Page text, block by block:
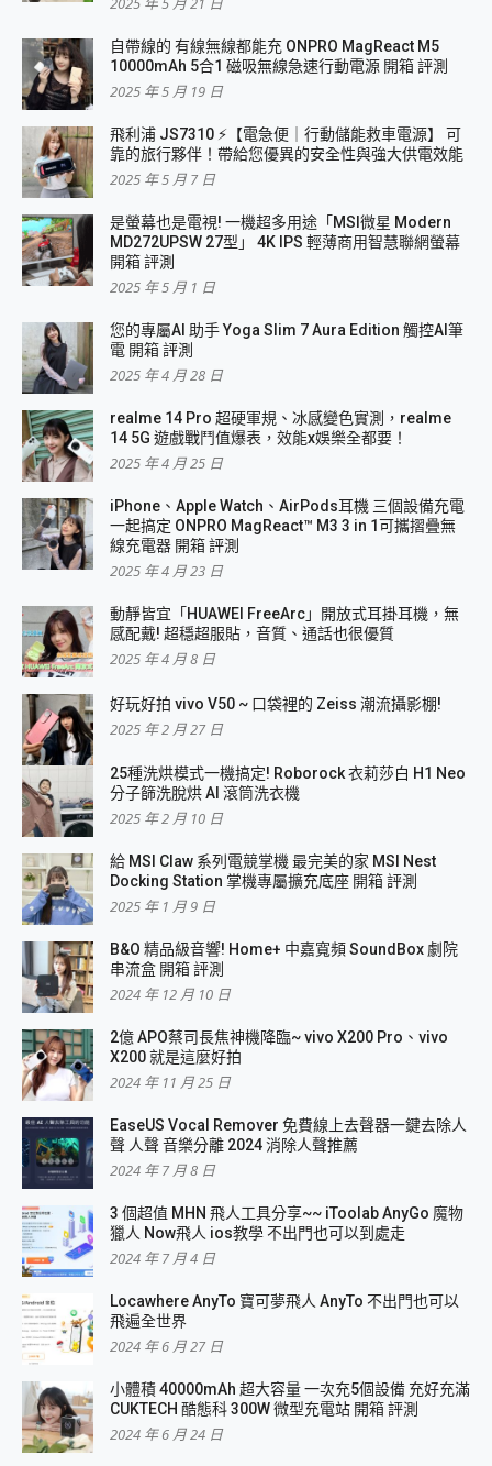
自帶線的 有線無線都能充 ONPRO MagReact M5
10000mAh 5合1 磁吸無線急速行動電源 開箱 評測
2025 年 5 月 19 日
飛利浦 JS7310 ⚡【電急便｜行動儲能救車電源】 可
靠的旅行夥伴！帶給您優異的安全性與強大供電效能
2025 年 5 月 7 日
是螢幕也是電視! 一機超多用途「MSI微星 Modern
MD272UPSW 27型」 4K IPS 輕薄商用智慧聯網螢幕
開箱 評測
2025 年 5 月 1 日
您的專屬AI 助手 Yoga Slim 7 Aura Edition 觸控AI筆
電 開箱 評測
2025 年 4 月 28 日
realme 14 Pro 超硬軍規、冰感變色實測，realme
14 5G 遊戲戰鬥值爆表，效能x娛樂全都要！
2025 年 4 月 25 日
iPhone、Apple Watch、AirPods耳機 三個設備充電
一起搞定 ONPRO MagReact™ M3 3 in 1可攜摺疊無
線充電器 開箱 評測
2025 年 4 月 23 日
動靜皆宜「HUAWEI FreeArc」開放式耳掛耳機，無
感配戴! 超穩超服貼，音質、通話也很優質
2025 年 4 月 8 日
好玩好拍 vivo V50 ~ 口袋裡的 Zeiss 潮流攝影棚!
2025 年 2 月 27 日
25種洗烘模式一機搞定! Roborock 衣莉莎白 H1 Neo
分子篩洗脫烘 AI 滾筒洗衣機
2025 年 2 月 10 日
給 MSI Claw 系列電競掌機 最完美的家 MSI Nest
Docking Station 掌機專屬擴充底座 開箱 評測
2025 年 1 月 9 日
B&O 精品級音響! Home+ 中嘉寬頻 SoundBox 劇院
串流盒 開箱 評測
2024 年 12 月 10 日
2億 APO蔡司長焦神機降臨~ vivo X200 Pro、vivo
X200 就是這麼好拍
2024 年 11 月 25 日
EaseUS Vocal Remover 免費線上去聲器一鍵去除人
聲 人聲 音樂分離 2024 消除人聲推薦
2024 年 7 月 8 日
3 個超值 MHN 飛人工具分享~~ iToolab AnyGo 魔物
獵人 Now飛人 ios教學 不出門也可以到處走
2024 年 7 月 4 日
Locawhere AnyTo 寶可夢飛人 AnyTo 不出門也可以
飛遍全世界
2024 年 6 月 27 日
小體積 40000mAh 超大容量 一次充5個設備 充好充滿
CUKTECH 酷態科 300W 微型充電站 開箱 評測
2024 年 6 月 24 日